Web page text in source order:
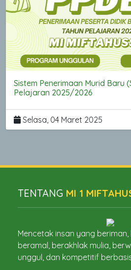
Sistem Penerimaan Murid Baru
Pelajaran 2025/2026
Selasa, 04 Maret 2025
TENTANG MI 1
Mencetak insan yang
beramal, berakhlak mulia,
unggul, dan kompetitif